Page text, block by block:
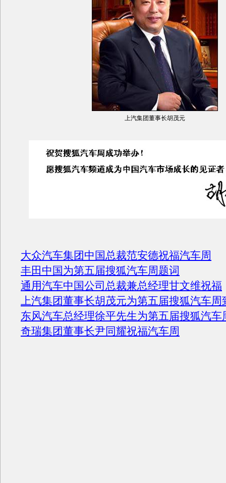
上汽集团董事长胡茂元
大众汽车集团中国总裁范安德祝福汽车周
丰田中国为第五届搜狐汽车周题词
通用汽车中国公司总裁兼总经理甘文维祝福
上汽集团董事长胡茂元为第五届搜狐汽车周
东风汽车总经理徐平先生为第五届搜狐汽车
奇瑞集团董事长尹同耀祝福汽车周